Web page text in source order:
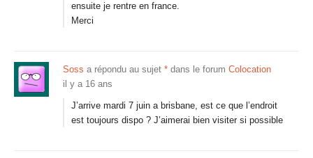
ensuite je rentre en france.
Merci
Soss a répondu au sujet * dans le forum Colocation
il y a 16 ans
J’arrive mardi 7 juin a brisbane, est ce que l’endroit
est toujours dispo ? J’aimerai bien visiter si possible